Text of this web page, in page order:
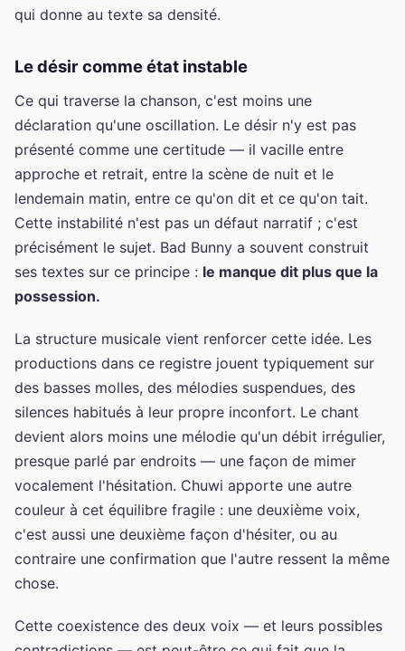
qui donne au texte sa densité.
Le désir comme état instable
Ce qui traverse la chanson, c'est moins une
déclaration qu'une oscillation. Le désir n'y est pas
présenté comme une certitude — il vacille entre
approche et retrait, entre la scène de nuit et le
lendemain matin, entre ce qu'on dit et ce qu'on tait.
Cette instabilité n'est pas un défaut narratif ; c'est
précisément le sujet. Bad Bunny a souvent construit
ses textes sur ce principe : le manque dit plus que la
possession.
La structure musicale vient renforcer cette idée. Les
productions dans ce registre jouent typiquement sur
des basses molles, des mélodies suspendues, des
silences habitués à leur propre inconfort. Le chant
devient alors moins une mélodie qu'un débit irrégulier,
presque parlé par endroits — une façon de mimer
vocalement l'hésitation. Chuwi apporte une autre
couleur à cet équilibre fragile : une deuxième voix,
c'est aussi une deuxième façon d'hésiter, ou au
contraire une confirmation que l'autre ressent la même
chose.
Cette coexistence des deux voix — et leurs possibles